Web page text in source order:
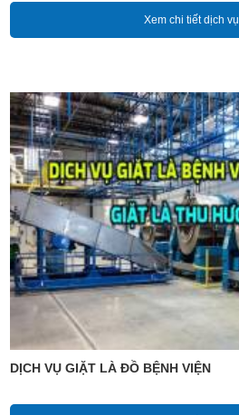
Xem chi tiết dịch vụ
DỊCH VỤ GIẶT LÀ ĐỒ BỆNH VIỆN